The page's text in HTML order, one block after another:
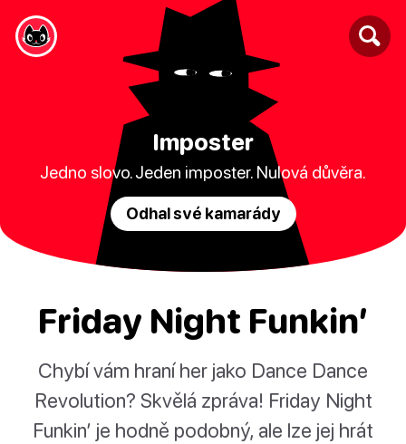
Imposter
Jedno slovo. Jeden imposter. Nulová důvěra.
Odhal své kamarády
Friday Night Funkin’
Chybí vám hraní her jako Dance Dance
Revolution? Skvělá zpráva! Friday Night
Funkin’ je hodně podobný, ale lze jej hrát